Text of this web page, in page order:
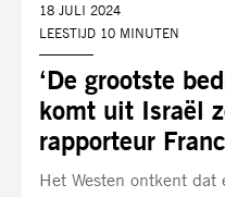
‘De grootste
komt uit Israël
rapporteur
DATUM:
18 JULI 2024
LEESTIJD 10 MINUTEN
Het Westen ontkent dat